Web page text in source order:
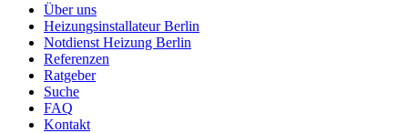
Über uns
Heizungsinstallateur Berlin
Notdienst Heizung Berlin
Referenzen
Ratgeber
Suche
FAQ
Kontakt